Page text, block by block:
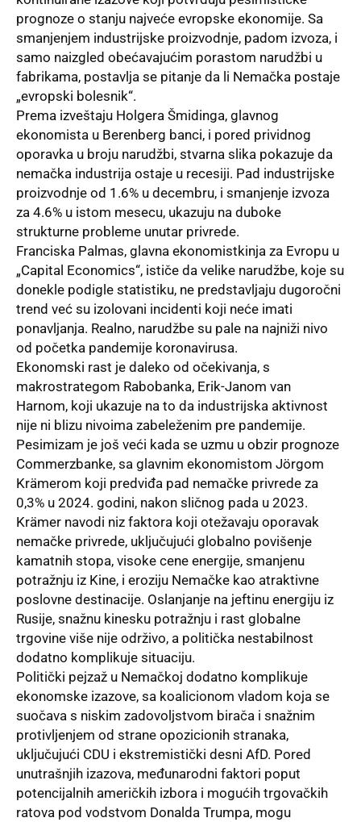
prognoze o stanju najveće evropske ekonomije. Sa
smanjenjem industrijske proizvodnje, padom izvoza, i
samo naizgled obećavajućim porastom narudžbi u
fabrikama, postavlja se pitanje da li Nemačka postaje
„evropski bolesnik“.
Prema izveštaju Holgera Šmidinga, glavnog
ekonomista u Berenberg banci, i pored prividnog
oporavka u broju narudžbi, stvarna slika pokazuje da
nemačka industrija ostaje u recesiji. Pad industrijske
proizvodnje od 1.6% u decembru, i smanjenje izvoza
za 4.6% u istom mesecu, ukazuju na duboke
strukturne probleme unutar privrede.
Franciska Palmas, glavna ekonomistkinja za Evropu u
„Capital Economics“, ističe da velike narudžbe, koje su
donekle podigle statistiku, ne predstavljaju dugoročni
trend već su izolovani incidenti koji neće imati
ponavljanja. Realno, narudžbe su pale na najniži nivo
od početka pandemije koronavirusa.
Ekonomski rast je daleko od očekivanja, s
makrostrategom Rabobanka, Erik-Janom van
Harnom, koji ukazuje na to da industrijska aktivnost
nije ni blizu nivoima zabeleženim pre pandemije.
Pesimizam je još veći kada se uzmu u obzir prognoze
Commerzbanke, sa glavnim ekonomistom Jörgom
Krämerom koji predviđa pad nemačke privrede za
0,3% u 2024. godini, nakon sličnog pada u 2023.
Krämer navodi niz faktora koji otežavaju oporavak
nemačke privrede, uključujući globalno povišenje
kamatnih stopa, visoke cene energije, smanjenu
potražnju iz Kine, i eroziju Nemačke kao atraktivne
poslovne destinacije. Oslanjanje na jeftinu energiju iz
Rusije, snažnu kinesku potražnju i rast globalne
trgovine više nije održivo, a politička nestabilnost
dodatno komplikuje situaciju.
Politički pejzaž u Nemačkoj dodatno komplikuje
ekonomske izazove, sa koalicionom vladom koja se
suočava s niskim zadovoljstvom birača i snažnim
protivljenjem od strane opozicionih stranaka,
uključujući CDU i ekstremistički desni AfD. Pored
unutrašnjih izazova, međunarodni faktori poput
potencijalnih američkih izbora i mogućih trgovačkih
ratova pod vodstvom Donalda Trumpa, mogu